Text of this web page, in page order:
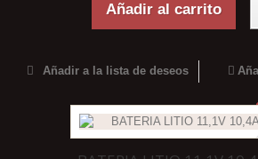
Añadir al carrito
Añadir a la lista de deseos